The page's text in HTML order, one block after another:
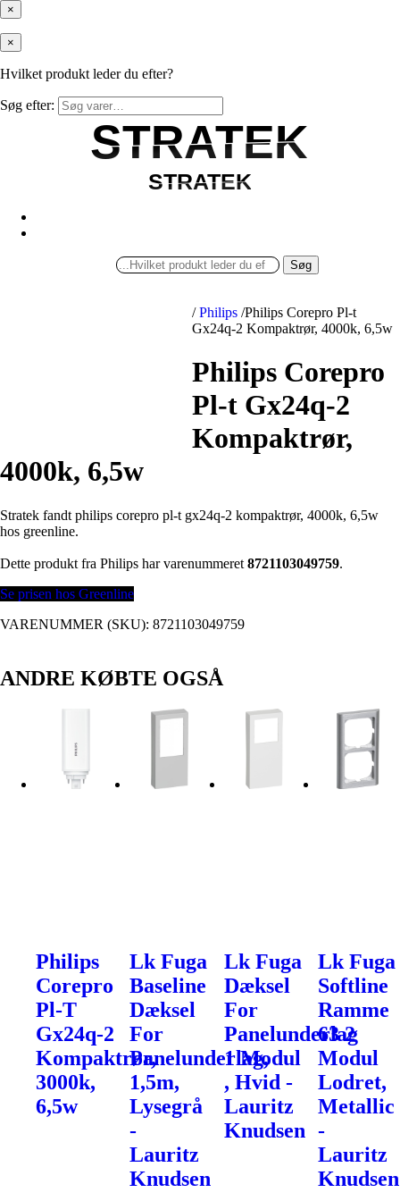
×
×
Hvilket produkt leder du efter?
Søg efter:
STRATEK
STRATEK
STRATEK
STRATEK
Søg
/ Philips /Philips Corepro Pl-t
Gx24q-2 Kompaktrør, 4000k, 6,5w
Philips Corepro
Pl-t Gx24q-2
Kompaktrør,
4000k, 6,5w
Stratek fandt philips corepro pl-t gx24q-2 kompaktrør, 4000k, 6,5w
hos greenline.
Dette produkt fra Philips har varenummeret 8721103049759.
Se prisen hos Greenline
VARENUMMER (SKU): 8721103049759
ANDRE KØBTE OGSÅ
Philips
Corepro
Pl-T
Gx24q-2
Kompaktrør,
3000k,
6,5w
Lk Fuga
Baseline
Dæksel
For
Panelunderlag,
1,5m,
Lysegrå
-
Lauritz
Knudsen
Lk Fuga
Dæksel
For
Panelunderlag
1 Modul
, Hvid -
Lauritz
Knudsen
Lk Fuga
Softline
Ramme
63 2
Modul
Lodret,
Metallic
-
Lauritz
Knudsen